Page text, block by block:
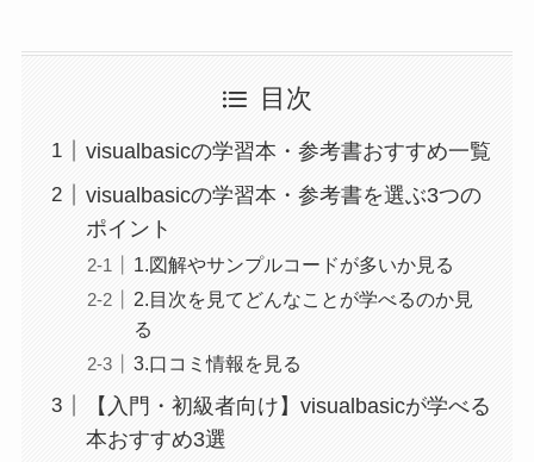
目次
visualbasicの学習本・参考書おすすめ一覧
visualbasicの学習本・参考書を選ぶ3つの
ポイント
1.図解やサンプルコードが多いか見る
2.目次を見てどんなことが学べるのか見
る
3.口コミ情報を見る
【入門・初級者向け】visualbasicが学べる
本おすすめ3選